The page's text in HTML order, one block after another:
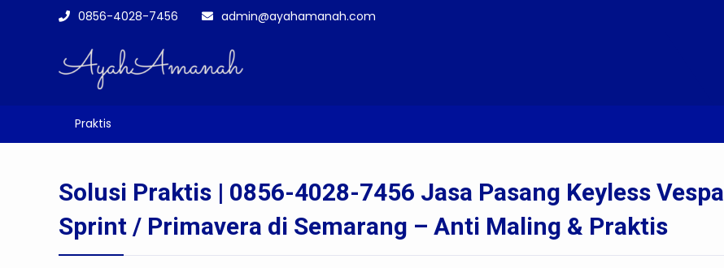
0856-4028-7456 admin@ayahamanah.com
You are here :
Praktis
Solusi Praktis | 0856-4028-7456 Jasa Pasang Keyless Vespa
Sprint / Primavera di Semarang – Anti Maling & Praktis